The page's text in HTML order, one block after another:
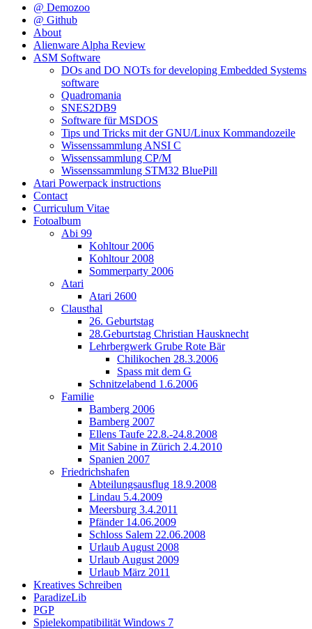
@ Demozoo
@ Github
About
Alienware Alpha Review
ASM Software
DOs and DO NOTs for developing Embedded Systems
software
Quadromania
SNES2DB9
Software für MSDOS
Tips und Tricks mit der GNU/Linux Kommandozeile
Wissenssammlung ANSI C
Wissenssammlung CP/M
Wissenssammlung STM32 BluePill
Atari Powerpack instructions
Contact
Curriculum Vitae
Fotoalbum
Abi 99
Kohltour 2006
Kohltour 2008
Sommerparty 2006
Atari
Atari 2600
Clausthal
26. Geburtstag
28.Geburtstag Christian Hausknecht
Lehrbergwerk Grube Rote Bär
Chilikochen 28.3.2006
Spass mit dem G
Schnitzelabend 1.6.2006
Familie
Bamberg 2006
Bamberg 2007
Ellens Taufe 22.8.-24.8.2008
Mit Sabine in Zürich 2.4.2010
Spanien 2007
Friedrichshafen
Abteilungsausflug 18.9.2008
Lindau 5.4.2009
Meersburg 3.4.2011
Pfänder 14.06.2009
Schloss Salem 22.06.2008
Urlaub August 2008
Urlaub August 2009
Urlaub März 2011
Kreatives Schreiben
ParadizeLib
PGP
Spielekompatibilität Windows 7